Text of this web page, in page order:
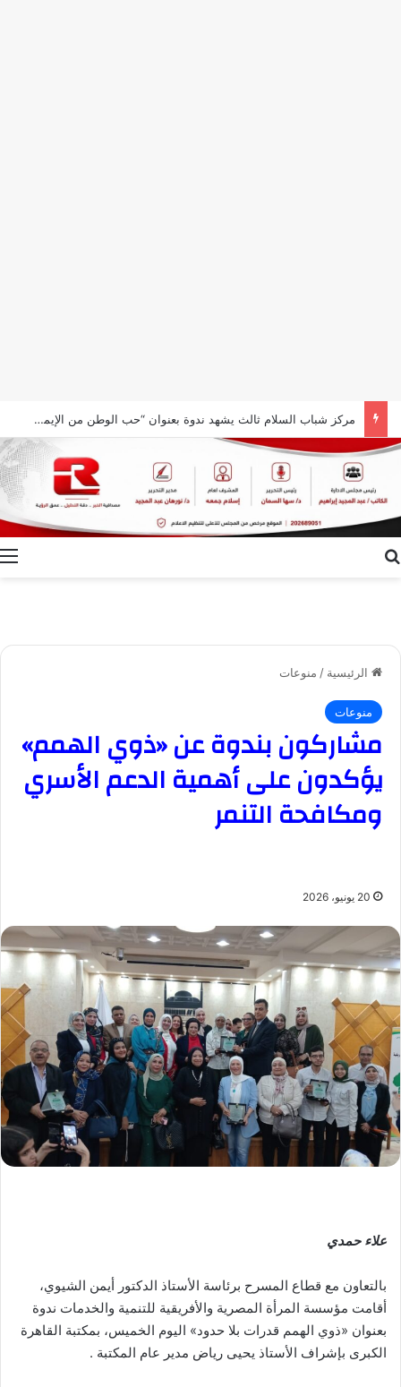
مركز شباب السلام ثالث يشهد ندوة بعنوان “حب الوطن من الإيمان ودور النشء في حفظ أمنه”
الرئيسية / منوعات
منوعات
مشاركون بندوة عن «ذوي الهمم»
يؤكدون على أهمية الدعم الأسري
ومكافحة التنمر
20 يونيو، 2026
علاء حمدي
بالتعاون مع قطاع المسرح برئاسة الأستاذ الدكتور أيمن الشيوي،
أقامت مؤسسة المرأة المصرية والأفريقية للتنمية والخدمات ندوة
بعنوان «ذوي الهمم قدرات بلا حدود» اليوم الخميس، بمكتبة القاهرة
الكبرى بإشراف الأستاذ يحيى رياض مدير عام المكتبة .